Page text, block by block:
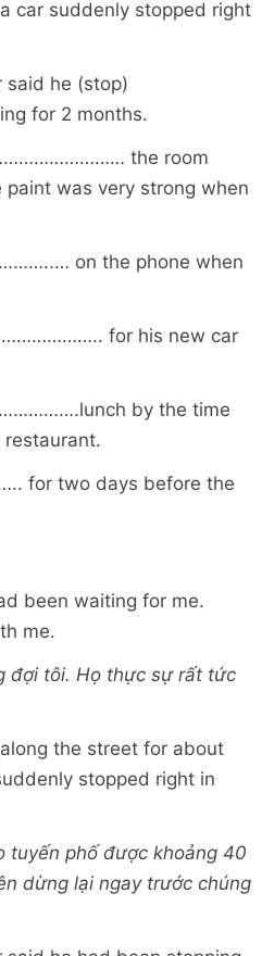
car suddenly stopped right
said he (stop)
for 2 months.
the room
was very strong when
on the phone when
for his new car
by the time
for two days before the
been waiting for me.
me.
đợi tôi. Họ thực sự rất tức
the street for about
stopped right in
tuyến phố được khoảng 40
dừng lại ngay trước chúng